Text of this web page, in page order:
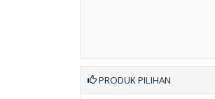
PRODUK PILIHAN